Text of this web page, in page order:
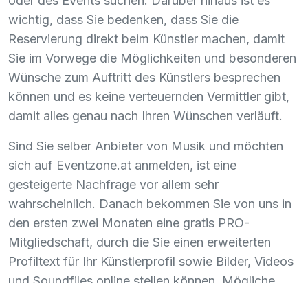
wichtig, dass Sie bedenken, dass Sie die
Reservierung direkt beim Künstler machen, damit
Sie im Vorwege die Möglichkeiten und besonderen
Wünsche zum Auftritt des Künstlers besprechen
können und es keine verteuernden Vermittler gibt,
damit alles genau nach Ihren Wünschen verläuft.
Sind Sie selber Anbieter von Musik und möchten
sich auf Eventzone.at anmelden, ist eine
gesteigerte Nachfrage vor allem sehr
wahrscheinlich. Danach bekommen Sie von uns in
den ersten zwei Monaten eine gratis PRO-
Mitgliedschaft, durch die Sie einen erweiterten
Profiltext für Ihr Künstlerprofil sowie Bilder, Videos